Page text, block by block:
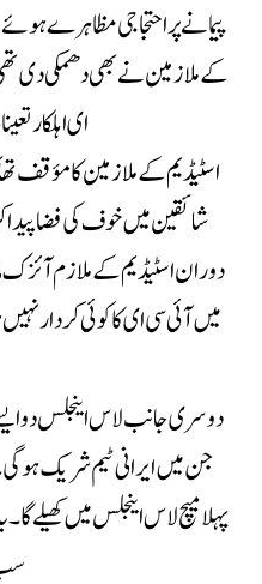
پیمانے پر احتجاجی مظاہرے
کے ملازمین نے بھی دھمکی دی
ای اہلکار
اسٹیڈیم کے ملازمین کا مؤقف
شائقین میں خوف کی فضا
دوران اسٹیڈیم کے ملازم آئزک
میں آئی سی ای کا کوئی کردار
دوسری جانب لاس اینجلس دو
پہلا میچ لاس اینجلس میں کھیلے گا۔